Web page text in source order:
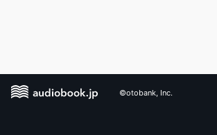
©otobank, Inc.